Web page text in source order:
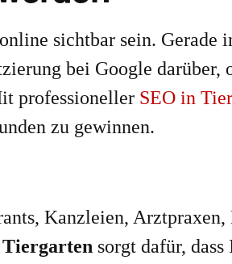
sichtbar sein. Gerade
bei Google darüber,
professioneller SEO in
zu gewinnen.
Kanzleien, Arztpraxen,
sorgt dafür,